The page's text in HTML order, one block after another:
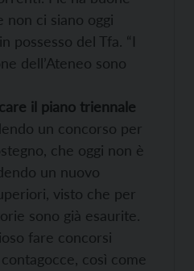
non ci siano oggi
possesso del Tfa. “I
dell’Ateneo sono
il piano triennale
un concorso per
che oggi non è
un nuovo
visto che per
sono già esaurite.
fare concorsi
così come